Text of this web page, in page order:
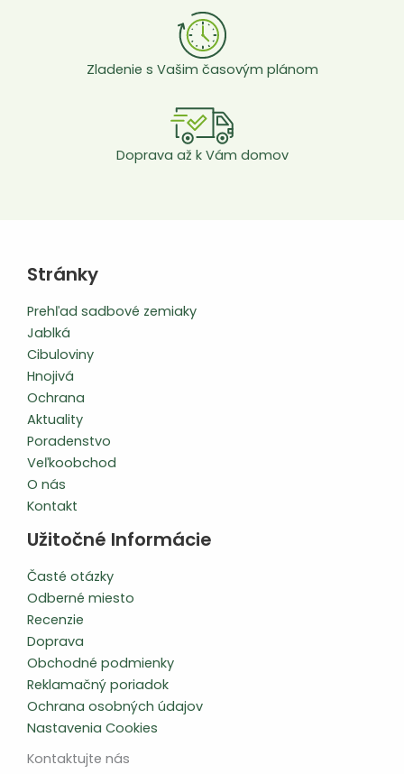
Zladenie s Vašim časovým plánom
Doprava až k Vám domov
Stránky
Prehľad sadbové zemiaky
Jablká
Cibuloviny
Hnojivá
Ochrana
Aktuality
Poradenstvo
Veľkoobchod
O nás
Kontakt
Užitočné Informácie
Časté otázky
Odberné miesto
Recenzie
Doprava
Obchodné podmienky
Reklamačný poriadok
Ochrana osobných údajov
Nastavenia Cookies
Kontaktujte nás